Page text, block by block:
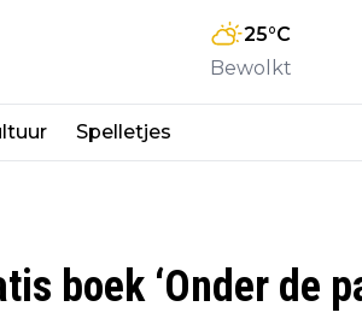
25°C
Bewolkt
Spelletjes
boek ‘Onder de